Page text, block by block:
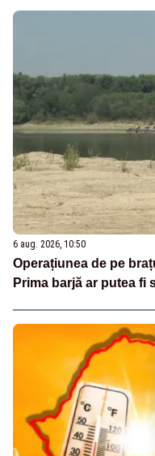
6 aug. 2026, 10:50
Operațiunea de pe
Prima barjă ar putea fi